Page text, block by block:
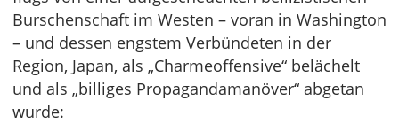
Burschenschaft im Westen – voran in Washington
– und dessen engstem Verbündeten in der
Region, Japan, als „Charmeoffensive“ belächelt
und als „billiges Propagandamanöver“ abgetan
wurde: